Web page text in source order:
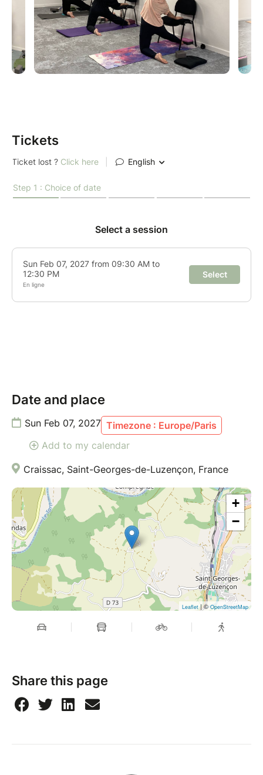
Tickets
Date and place
Sun Feb 07, 2027 Timezone : Europe/Paris
Add to my calendar
Craissac, Saint-Georges-de-Luzençon, France
+
−
Leaflet | © OpenStreetMap
Share this page